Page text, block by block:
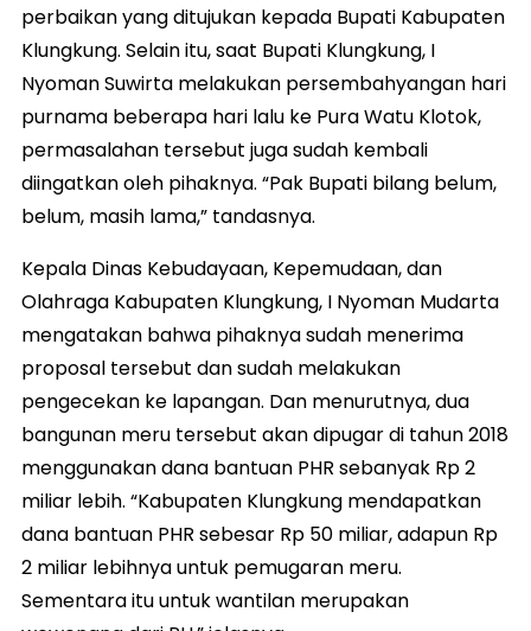
perbaikan yang ditujukan kepada Bupati Kabupaten
Klungkung. Selain itu, saat Bupati Klungkung, I
Nyoman Suwirta melakukan persembahyangan hari
purnama beberapa hari lalu ke Pura Watu Klotok,
permasalahan tersebut juga sudah kembali
diingatkan oleh pihaknya. “Pak Bupati bilang belum,
belum, masih lama,” tandasnya.
Kepala Dinas Kebudayaan, Kepemudaan, dan
Olahraga Kabupaten Klungkung, I Nyoman Mudarta
mengatakan bahwa pihaknya sudah menerima
proposal tersebut dan sudah melakukan
pengecekan ke lapangan. Dan menurutnya, dua
bangunan meru tersebut akan dipugar di tahun 2018
menggunakan dana bantuan PHR sebanyak Rp 2
miliar lebih. “Kabupaten Klungkung mendapatkan
dana bantuan PHR sebesar Rp 50 miliar, adapun Rp
2 miliar lebihnya untuk pemugaran meru.
Sementara itu untuk wantilan merupakan